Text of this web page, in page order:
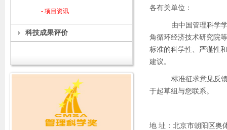
- 项目资讯
科技成果评价
各有关单位：
由中国管理科学
角循环经济技术研究院
标准的科学性、严谨性
建议。
标准征求意见反
于起草组与您联系。
地 址：北京市朝阳区奥